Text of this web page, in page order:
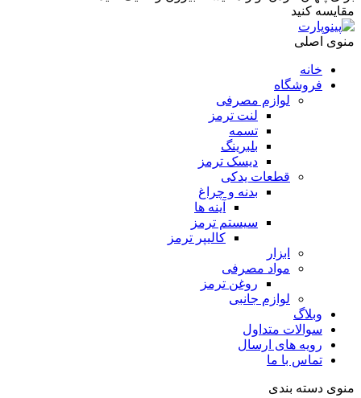
مقایسه کنید
منوی اصلی
خانه
فروشگاه
لوازم مصرفی
لنت ترمز
تسمه
بلبرینگ
دیسک ترمز
قطعات یدکی
بدنه و چراغ
آینه ها
سیستم ترمز
کالیپر ترمز
ابزار
مواد مصرفی
روغن ترمز
لوازم جانبی
وبلاگ
سوالات متداول
رویه های ارسال
تماس با ما
منوی دسته بندی